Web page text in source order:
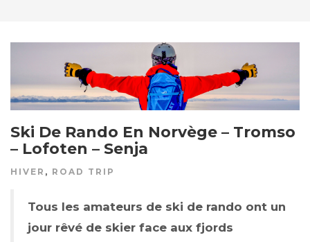
Ski De Rando En Norvège – Tromso
– Lofoten – Senja
HIVER , ROAD TRIP
Tous les amateurs de ski de rando ont un
jour rêvé de skier face aux fjords